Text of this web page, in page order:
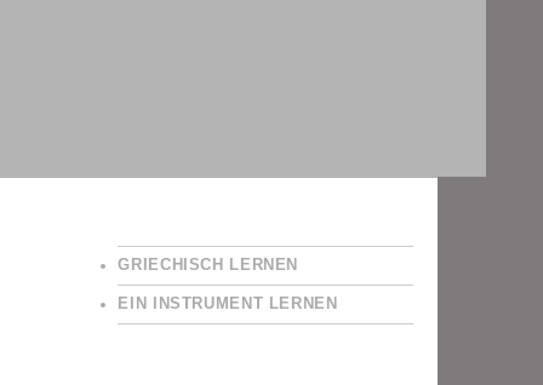
GRIECHISCH LERNEN
EIN INSTRUMENT LERNEN